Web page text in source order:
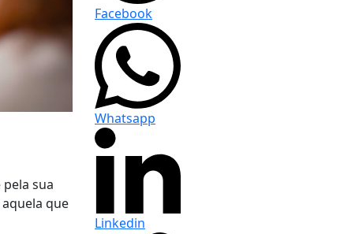
Facebook
Whatsapp
Linkedin
sua
que